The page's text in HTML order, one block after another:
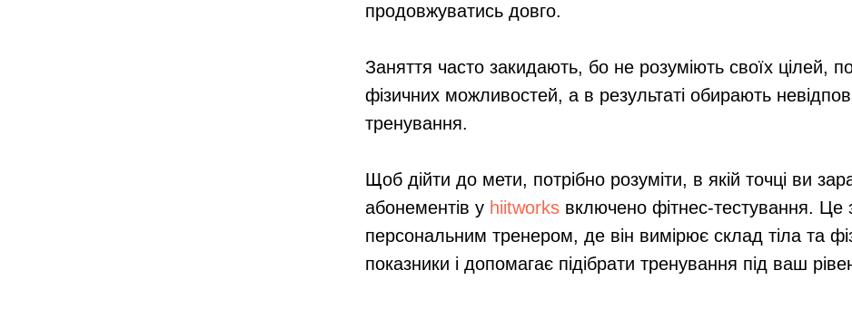
продовжуватись довго.
Заняття часто закидають, бо не розуміють своїх цілей,
фізичних можливостей, а в результаті обирають
тренування.
Щоб дійти до мети, потрібно розуміти, в якій точці ви
абонементів у hiitworks включено фітнес-тестування. Це
персональним тренером, де він вимірює склад тіла та
показники і допомагає підібрати тренування під ваш